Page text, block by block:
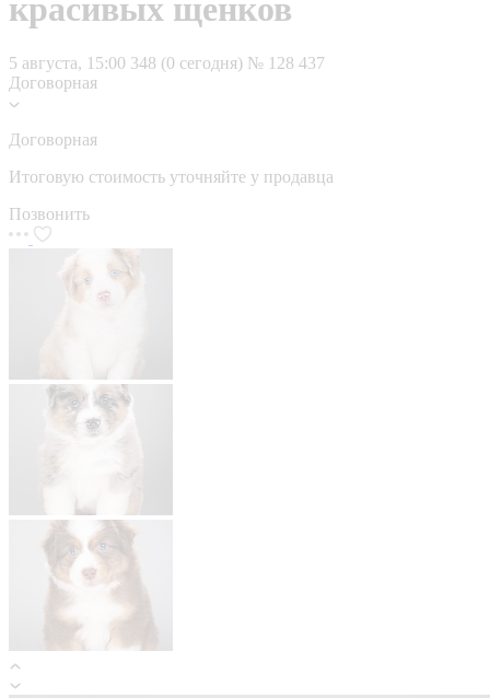
красивых щенков
5 августа, 15:00 348 (0 сегодня) № 128 437
Договорная
Договорная
Итоговую стоимость уточняйте у продавца
Позвонить